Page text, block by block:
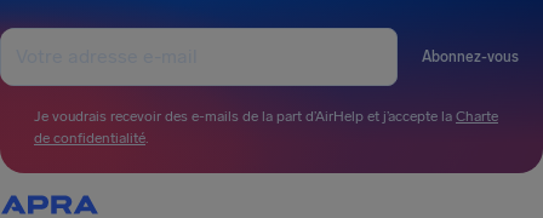
Abonnez-vous
Je voudrais recevoir des e-mails de la part d’AirHelp et j’accepte la Charte
de confidentialité.